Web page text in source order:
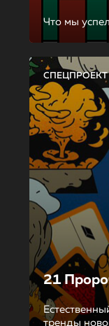
Что мы
СПЕЦПРОЕКТ
21
тренды